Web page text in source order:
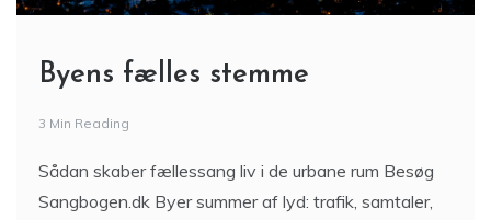
Byens fælles stemme
3 Min Reading
Sådan skaber fællessang liv i de urbane rum Besøg
Sangbogen.dk Byer summer af lyd: trafik, samtaler,